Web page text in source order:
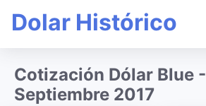
Dolar Histórico
Cotización Dólar Blue -
Septiembre 2017